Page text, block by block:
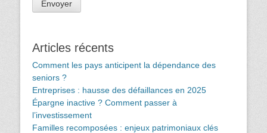
Articles récents
Comment les pays anticipent la dépendance des
seniors ?
Entreprises : hausse des défaillances en 2025
Épargne inactive ? Comment passer à
l’investissement
Familles recomposées : enjeux patrimoniaux clés